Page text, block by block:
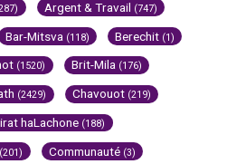
Argent & Travail (747)
Bar-Mitsva (118) Berechit (1)
(1520) Brit-Mila (176)
(2429) Chavouot (219)
haLachone (188)
(201) Communauté (3)